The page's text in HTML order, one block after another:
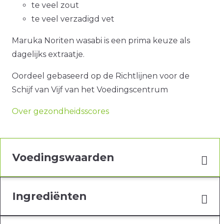
te veel zout
te veel verzadigd vet
Maruka Noriten wasabi is een prima keuze als
dagelijks extraatje.
Oordeel gebaseerd op de Richtlijnen voor de
Schijf van Vijf van het Voedingscentrum
Over gezondheidsscores
Voedingswaarden
Ingrediënten